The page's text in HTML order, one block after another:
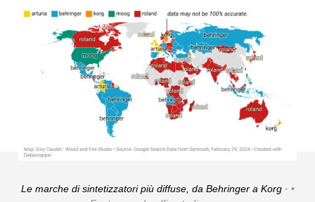
Le marche di sintetizzatori più diffuse, da Behringer a Korg ·